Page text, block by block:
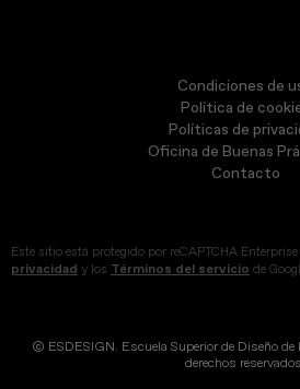
Condiciones de
Política de
Políticas de
Oficina de Buenas
Contacto
Este sitio está protegido por reCAPTCHA
privacidad y los Términos del servicio de
© ESDESIGN. Escuela Superior de Diseño
derechos